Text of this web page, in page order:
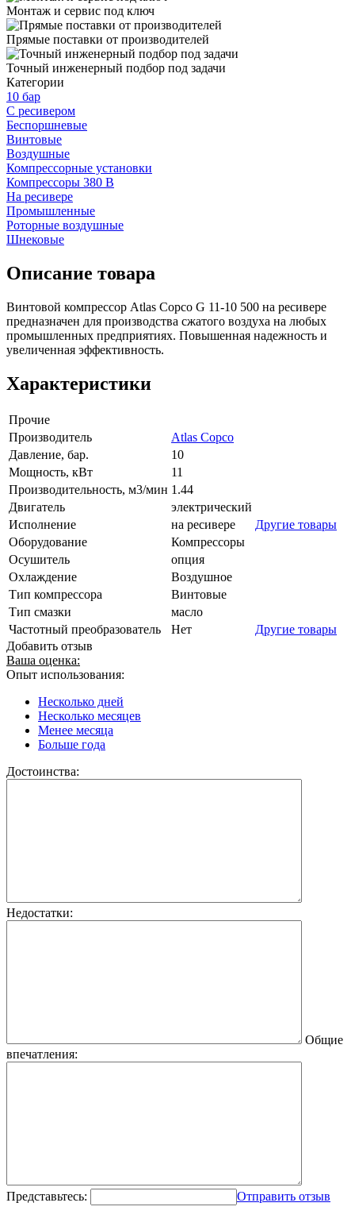
Монтаж и сервис под ключ
Прямые поставки от производителей
Точный инженерный подбор под задачи
Категории
10 бар
C ресивером
Беспоршневые
Винтовые
Воздушные
Компрессорные установки
Компрессоры 380 В
На ресивере
Промышленные
Роторные воздушные
Шнековые
Описание товара
Винтовой компрессор Atlas Copco G 11-10 500 на ресивере
предназначен для производства сжатого воздуха на любых
промышленных предприятиях. Повышенная надежность и
увеличенная эффективность.
Характеристики
Прочие
Производитель
Atlas Copco
Давление, бар.
10
Мощность, кВт
11
Производительность, м3/мин 1.44
Двигатель
электрический
Исполнение
на ресивере
Другие товары
Оборудование
Компрессоры
Осушитель
опция
Охлаждение
Воздушное
Тип компрессора
Винтовые
Тип смазки
масло
Частотный преобразователь
Нет
Другие товары
Добавить отзыв
Ваша оценка:
Опыт использования:
Несколько дней
Несколько месяцев
Менее месяца
Больше года
Достоинства:
Недостатки:
Общие
впечатления:
Представьтесь: Отправить отзыв